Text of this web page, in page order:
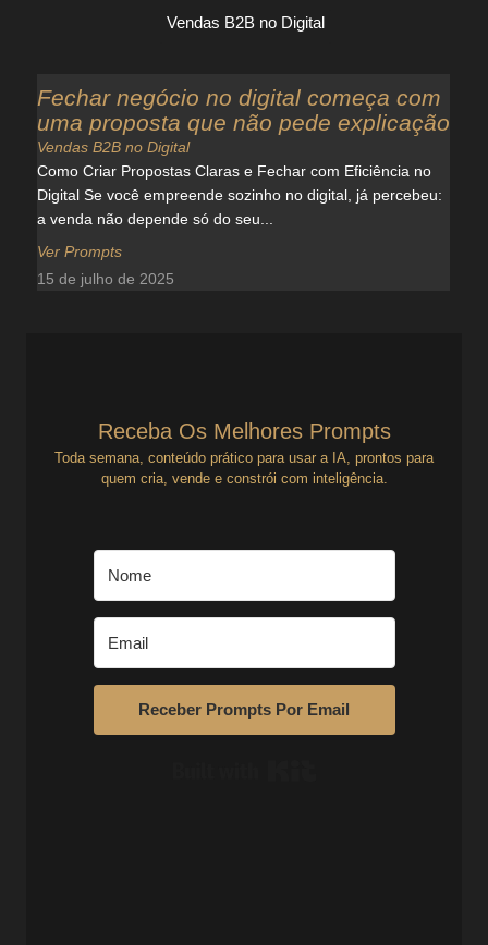
Vendas B2B no Digital
Fechar negócio no digital começa com
uma proposta que não pede explicação
Vendas B2B no Digital
Como Criar Propostas Claras e Fechar com Eficiência no
Digital Se você empreende sozinho no digital, já percebeu:
a venda não depende só do seu...
Ver Prompts
15 de julho de 2025
Receba Os Melhores Prompts
Toda semana, conteúdo prático para usar a IA, prontos para
quem cria, vende e constrói com inteligência.
Receber Prompts Por Email